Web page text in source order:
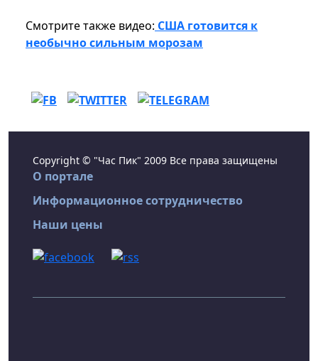
Смотрите также видео: США готовится к
необычно сильным морозам
Copyright © "Час Пик" 2009 Все права защищены
О портале
Информационное сотрудничество
Наши цены